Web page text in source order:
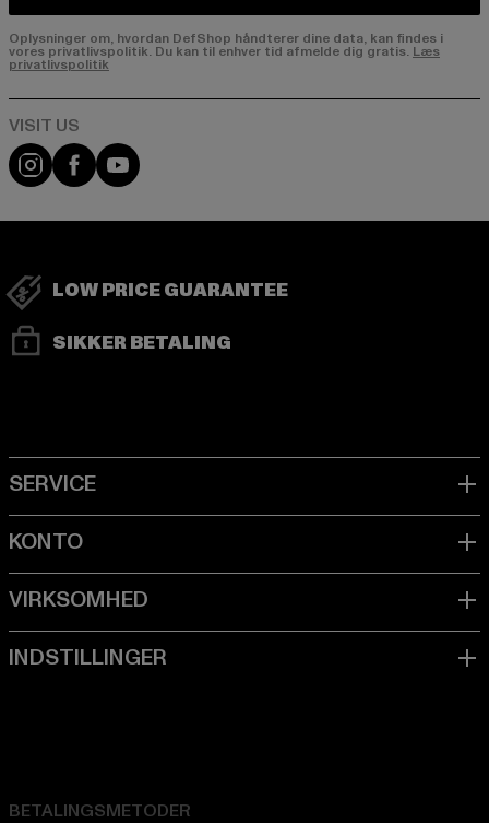
Oplysninger om, hvordan DefShop håndterer dine data, kan findes i
vores privatlivspolitik. Du kan til enhver tid afmelde dig gratis. Læs
privatlivspolitik
Visit our Instagram page:
Visit our Facebook page:
Visit our YouTube channel:
LOW PRICE GUARANTEE
SIKKER BETALING
BETALINGSMETODER